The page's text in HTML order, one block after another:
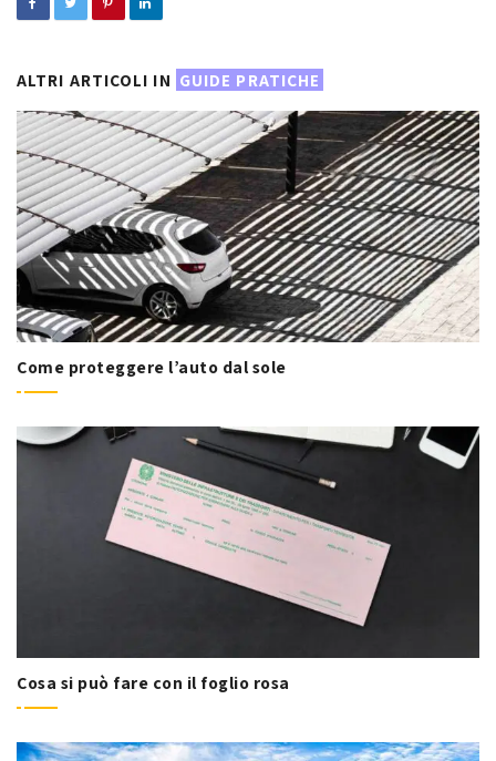
ALTRI ARTICOLI IN GUIDE PRATICHE
Come proteggere l’auto dal sole
Cosa si può fare con il foglio rosa